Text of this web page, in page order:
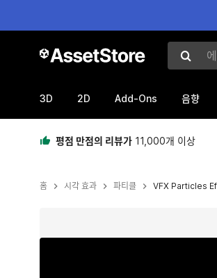
에셋 검색
3D 2D Add-Ons 음향
평점 만점의 리뷰가 11,000개 이상
홈 시각 효과 파티클 VFX Particles